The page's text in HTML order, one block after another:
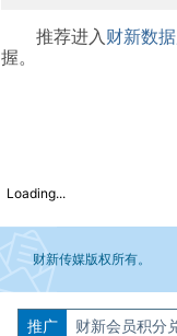
推荐进入财新数
握。
Loading...
财新传媒版权所有。
如需刊登转载请点击右
推广 财新会员积分